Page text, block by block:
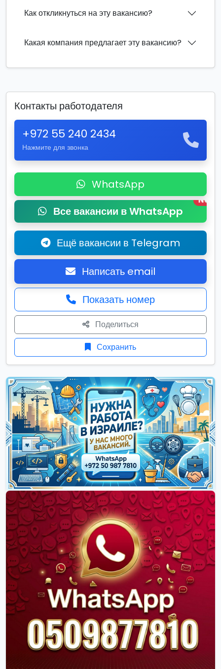
Как откликнуться на эту вакансию?
Какая компания предлагает эту вакансию?
Контакты работодателя
+972 55 240 2434
Нажмите для звонка
WhatsApp
Все вакансии в WhatsApp
New
Ещё вакансии в Telegram
Написать email
Показать номер
Поделиться
Сохранить